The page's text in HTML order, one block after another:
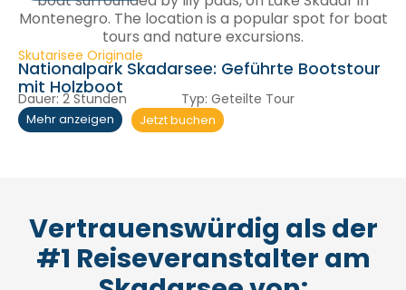
Skutarisee Originale
Nationalpark Skadarsee: Geführte Bootstour
mit Holzboot
Dauer: 2 Stunden Typ: Geteilte Tour
Mehr anzeigen Jetzt buchen
Vertrauenswürdig als der
#1 Reiseveranstalter am